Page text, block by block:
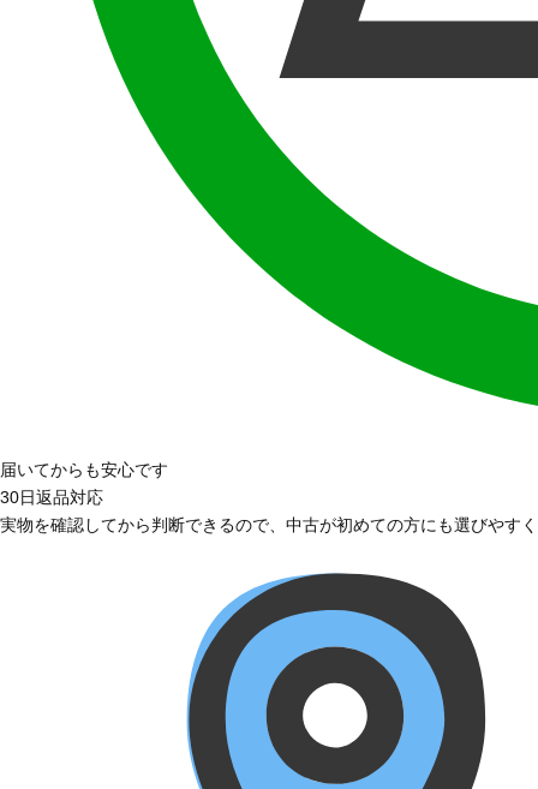
届いてからも安心です
30日返品対応
実物を確認してから判断できるので、中古が初めての方にも選びやす